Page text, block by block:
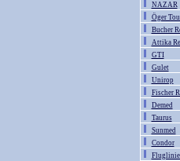
NAZAR
Öger
Bucher
Attika
GTI
Gulet
Unirop
Fischer
Demed
Taurus
Sunmed
Condor